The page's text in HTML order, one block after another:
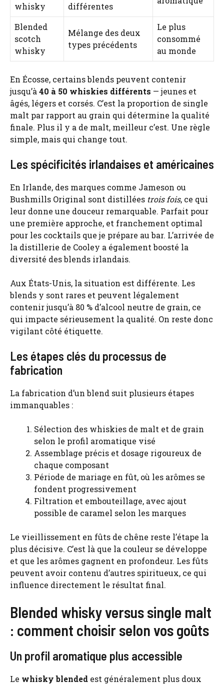
whisky
différentes
Blended
scotch
whisky
Mélange des deux
types précédents
Le plus
consommé
au monde
En Écosse, certains blends peuvent contenir
jusqu’à 40 à 50 whiskies différents — jeunes et
âgés, légers et corsés. C’est la proportion de single
malt par rapport au grain qui détermine la qualité
finale. Plus il y a de malt, meilleur c’est. Une règle
simple, mais qui change tout.
Les spécificités irlandaises et américaines
En Irlande, des marques comme Jameson ou
Bushmills Original sont distillées trois fois, ce qui
leur donne une douceur remarquable. Parfait pour
une première approche, et franchement optimal
pour les cocktails que je prépare au bar. L’arrivée de
la distillerie de Cooley a également boosté la
diversité des blends irlandais.
Aux États-Unis, la situation est différente. Les
blends y sont rares et peuvent légalement
contenir jusqu’à 80 % d’alcool neutre de grain, ce
qui impacte sérieusement la qualité. On reste donc
vigilant côté étiquette.
Les étapes clés du processus de
fabrication
La fabrication d’un blend suit plusieurs étapes
immanquables :
Sélection des whiskies de malt et de grain
selon le profil aromatique visé
Assemblage précis et dosage rigoureux de
chaque composant
Période de mariage en fût, où les arômes se
fondent progressivement
Filtration et embouteillage, avec ajout
possible de caramel selon les marques
Le vieillissement en fûts de chêne reste l’étape la
plus décisive. C’est là que la couleur se développe
et que les arômes gagnent en profondeur. Les fûts
peuvent avoir contenu d’autres spiritueux, ce qui
influence directement le résultat final.
Blended whisky versus single malt
: comment choisir selon vos goûts
Un profil aromatique plus accessible
Le whisky blended est généralement plus doux